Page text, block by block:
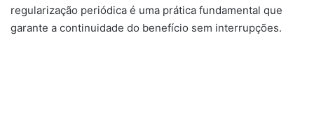
regularização periódica é uma prática fundamental que
garante a continuidade do benefício sem interrupções.